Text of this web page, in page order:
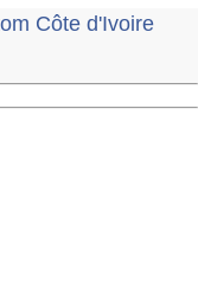
Côte d'Ivoire